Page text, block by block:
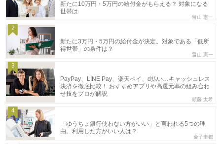
新たに10万円・5万円の給付金がもらえる？ 対象になる
世帯は
畠山 憲一
2
新たに3万円・5万円の給付金が決定。対象である「低所
得世帯」の条件は？
畠山 憲一
3
PayPay、LINE Pay、楽天ペイ、d払い…キャッシュレス
決済を徹底比較！ おすすめアプリや高還元率の組み合わ
せ技をプロが解説
頼藤 太希
4
「ゆうちょ銀行使わない方がいい」と言われる5つの理
由。利用した方がいい人は？
金子圭都